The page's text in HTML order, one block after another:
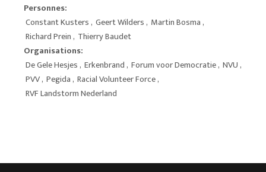
Personnes:
Constant Kusters, Geert Wilders, Martin Bosma,
Richard Prein, Thierry Baudet
Organisations:
De Gele Hesjes, Erkenbrand, Forum voor Democratie, NVU,
PVV, Pegida, Racial Volunteer Force,
RVF Landstorm Nederland